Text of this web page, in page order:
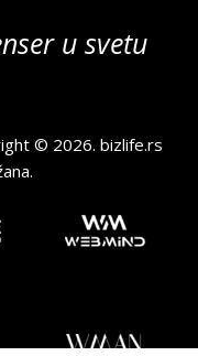
u svetu
© 2026.bizlife.rs